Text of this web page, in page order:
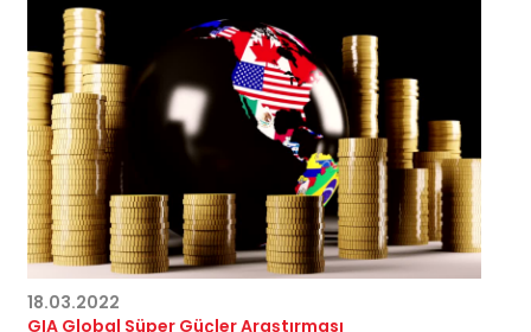
18.03.2022
GIA Global Süper Güçler Araştırması